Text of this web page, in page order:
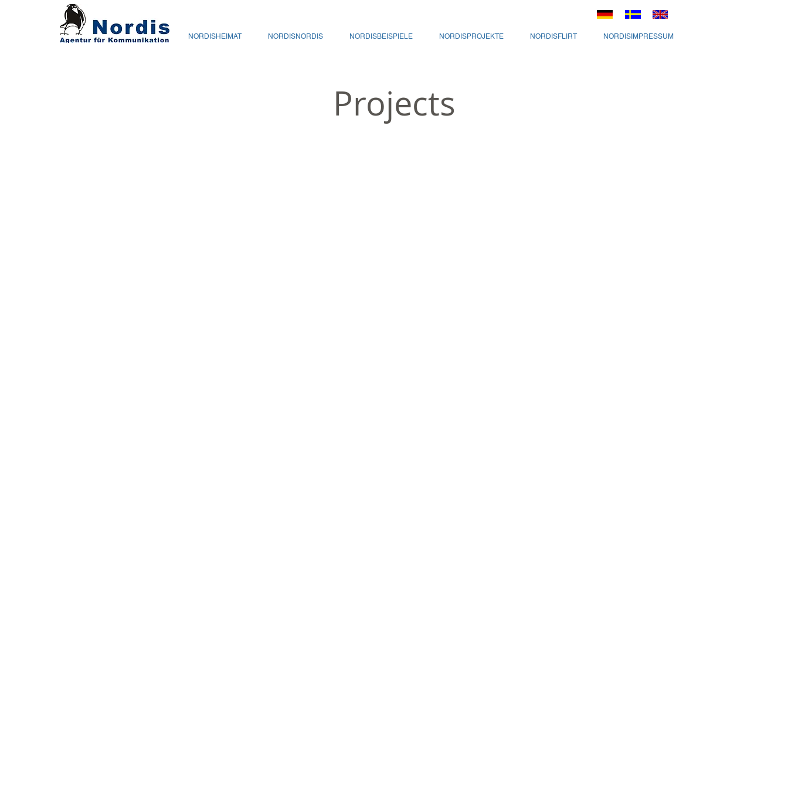
NORDISHEIMAT NORDISNORDIS NORDISBEISPIELE NORDISPROJEKTE NORDISFLIRT NORDISIMPRESSUM
Projects